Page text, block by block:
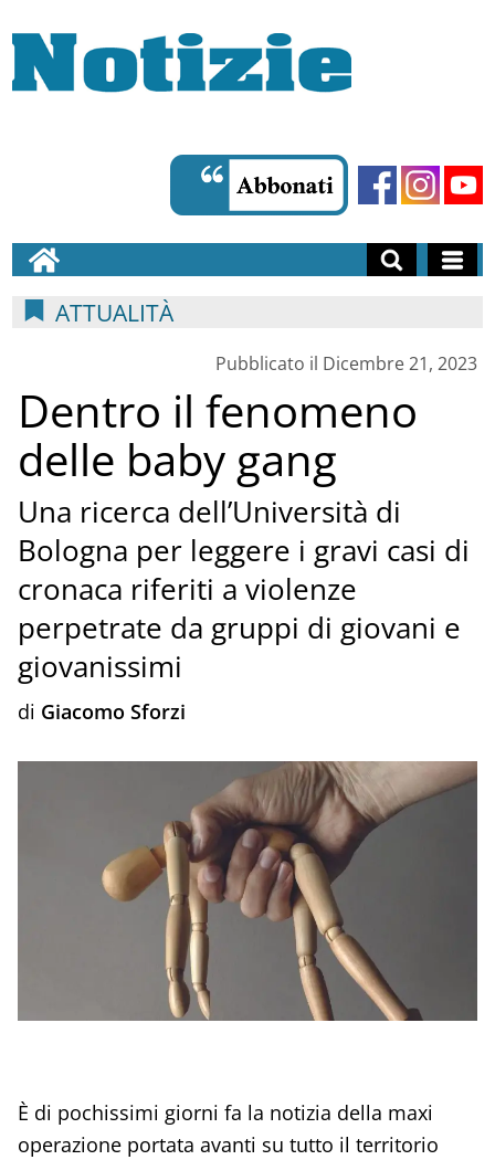
ATTUALITÀ
Pubblicato il Dicembre 21, 2023
Dentro il fenomeno
delle baby gang
Una ricerca dell’Università di
Bologna per leggere i gravi casi di
cronaca riferiti a violenze
perpetrate da gruppi di giovani e
giovanissimi
di Giacomo Sforzi
È di pochissimi giorni fa la notizia della maxi
operazione portata avanti su tutto il territorio